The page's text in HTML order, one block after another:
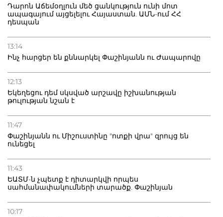
Դարոն Աճեմօղլուն մեծ ցանկություն ունի մոտ
ապագայում այցելելու Հայաստան. ԱՄՆ-ում ՀՀ
դեսպան
13:14
Ինչ հարցեր են քննարկել Փաշինյանն ու Ժապարովը
12:13
Եկեղեցու դեմ սկսված արշավը իշխանության
թուլության նշան է
11:47
Փաշինյանն ու Միշուստինը "ոտքի վրա" զրույց են
ունեցել
11:43
ԵԱՏՄ-ն չպետք է դիտարկվի որպես
սահմանափակումների տարածք. Փաշինյան
10:17